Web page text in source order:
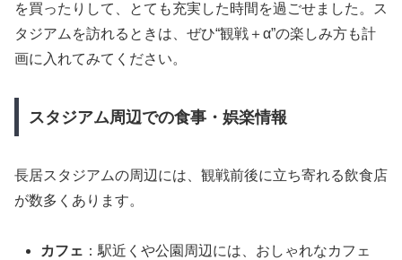
を買ったりして、とても充実した時間を過ごせました。ス
タジアムを訪れるときは、ぜひ“観戦＋α”の楽しみ方も計
画に入れてみてください。
スタジアム周辺での食事・娯楽情報
長居スタジアムの周辺には、観戦前後に立ち寄れる飲食店
が数多くあります。
カフェ ：駅近くや公園周辺には、おしゃれなカフェ